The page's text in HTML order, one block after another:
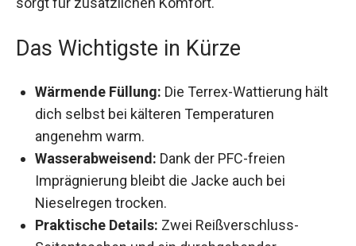
Das Wichtigste in Kürze
dich selbst bei kälteren Temperaturen
angenehm warm.
Wasserabweisend:
Imprägnierung bleibt die Jacke auch bei
Nieselregen trocken.
Praktische Details:Zwei Reißverschluss-
Seitentaschen und ein durchgehender